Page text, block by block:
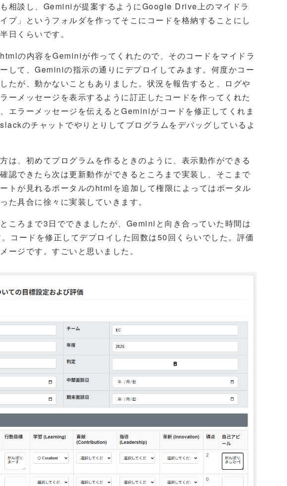
相談し、Geminiが提案するようにGoogle Drive上のマイドラ
プ」というフォルダを作ってそこにコードを格納することにし
日くらいです。
の内容をGeminiが作ってくれたので、そのコードをマイドラ
して、Geminiの指示の通りにデプロイしてみます。何度かコー
たが、動かないこともありました。状況を報告すると、ログや
ーメッセージを表示するように訂正したコードを作ってくれた
エラーメッセージを伝えるとGeminiがコードを修正してくれま
のチャットでやりとりしてプログラムをデバッグしているよ
は、初めてプログラムを作るときのように、表示動作ができる
認できたら次は更新動作ができるところまで実装し、そこまで
トが見れるポータルのhtmlを追加して権限によってはポータル
た具合に徐々に実装していきます。
ころまで3日でできましたが、Geminiと向き合っていた時間は
コードを修正してデプロイした回数は50回くらいでした。評価
ージです。すごいと思いました。